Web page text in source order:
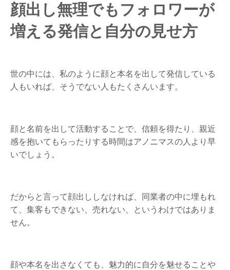
顔出し無理でもフォロワーが
増える発信と自分の見せ方
世の中には、私のように顔と本名を出して発信している
人もいれば、そうでない人もたくさんいます。
顔と名前を出して活動することで、信頼を得たり、親近
感を抱いてもらったりする時間はアノニマスの人より早
いでしょう。
だからと言って顔出ししなければ、同業者の中に埋もれ
て、集客もできない、売れない、というわけではありま
せん。
顔や本名を出さなくても、魅力的に自分を魅せることや